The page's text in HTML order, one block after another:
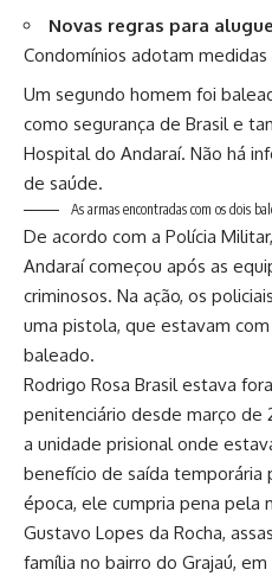
Novas regras para
Condomínios adotam medidas
Um segundo homem foi
como segurança de Brasil e
Hospital do Andaraí. Não há
de saúde.
As armas encontradas com os dois
De acordo com a Polícia
Andaraí começou após as
criminosos. Na ação, os
uma pistola, que estavam
baleado.
Rodrigo Rosa Brasil estava
penitenciário desde março de
a unidade prisional onde
benefício de saída temporária
época, ele cumpria pena pela
Gustavo Lopes da Rocha,
família no bairro do Grajaú,